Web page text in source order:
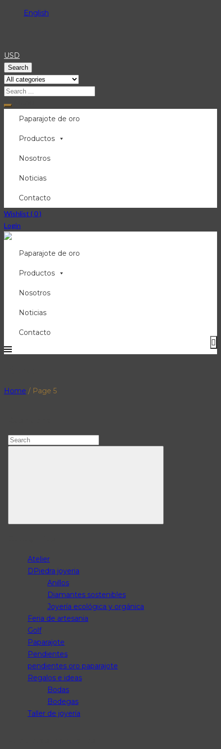
English
USD
Search
Paparajote de oro
Productos
Nosotros
Noticias
Contacto
Wishlist (0)
Login
Paparajote de oro
Productos
Nosotros
Noticias
Contacto
Home / Page 5
Search
Atelier
DPiedra joyeria
Anillos
Diamantes sostenibles
Joyería ecológica y orgánica
Feria de artesania
Golf
Paparajote
Pendientes
pendientes oro paparajote
Regalos e ideas
Bodas
Bodegas
Taller de joyería